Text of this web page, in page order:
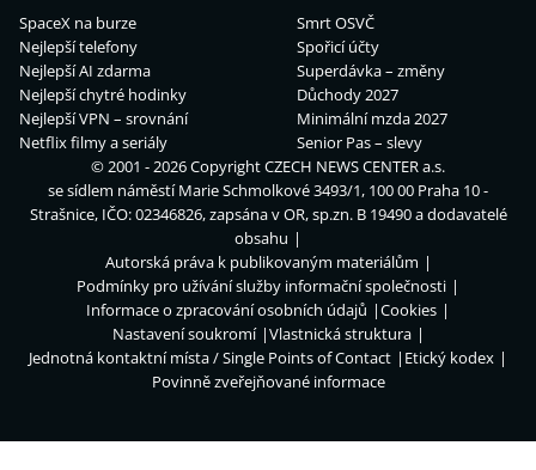
SpaceX na burze
Nejlepší telefony
Nejlepší AI zdarma
Nejlepší chytré hodinky
Nejlepší VPN – srovnání
Netflix filmy a seriály
Smrt OSVČ
Spořicí účty
Superdávka – změny
Důchody 2027
Minimální mzda 2027
Senior Pas – slevy
© 2001 - 2026 CopyrightCZECH NEWS CENTER a.s.
se sídlem náměstí Marie Schmolkové 3493/1, 100 00 Praha 10 -
Strašnice, IČO: 02346826, zapsána v OR, sp.zn. B 19490 a dodavatelé
obsahu
Autorská práva k publikovaným materiálům
Podmínky pro užívání služby informační společnosti
Informace o zpracování osobních údajů
Cookies
Nastavení soukromí
Vlastnická struktura
Jednotná kontaktní místa / Single Points of Contact
Etický kodex
Povinně zveřejňované informace